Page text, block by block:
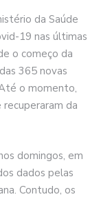
da Saúde
19 nas últimas
o começo da
365 novas
o momento,
da
domingos, em
dados pelas
Contudo, os